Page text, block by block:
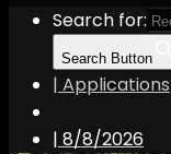
Search for:
Search Button
| Applications
| 8/8/2026